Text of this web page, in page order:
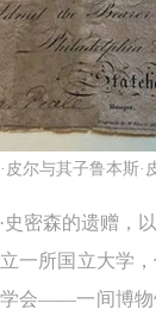
皮尔与其子鲁本斯
密森的遗赠
一所国立大学
会——一间博
应该具备以人为
该是成年人（具
成年人的陪同下
动期间的人身安
旦出现事故，活
任，但有互相援
应该具备以人为
该是成年人（具
成年人的陪同下
动期间的人身安
旦出现事故，活
任，但有互相援
应该具备以人为
该是成年人（具
成年人的陪同下
动期间的人身安
旦出现事故，活
任，但有互相援